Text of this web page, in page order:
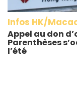
Infos HK/
Appel au don
Parenthèses
l’été